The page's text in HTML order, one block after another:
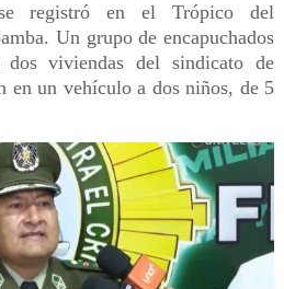
registró en el Trópico del
Un grupo de encapuchados
viviendas del sindicato de
en un vehículo a dos niños, de 5